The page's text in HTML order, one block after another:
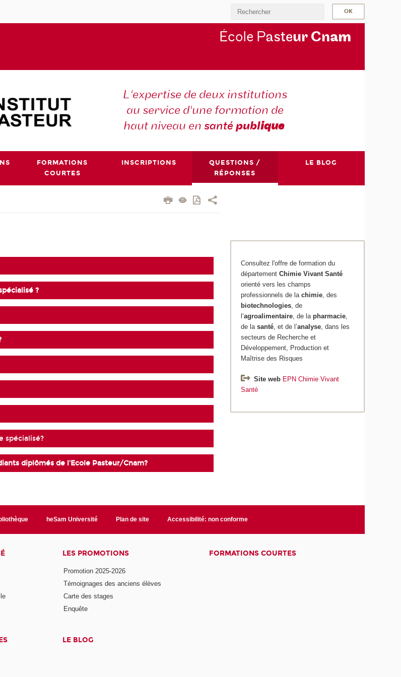
École Pasteur Cnam
L'expertise de deux institutions
au service d'une formation de
haut niveau en santé publique
FORMATIONS
COURTES
INSCRIPTIONS
QUESTIONS /
RÉPONSES
LE BLOG
?
spécialisé?
diplômés de l'Ecole Pasteur/Cnam?
Consultez l'offre de formation du
département Chimie Vivant Santé
orienté vers les champs
professionnels de lachimie, des
biotechnologies, de
l’agroalimentaire, de lapharmacie,
de lasanté, et de l’analyse, dans les
secteurs de Recherche et
Développement, Production et
Maîtrise des Risques
Site web EPN Chimie Vivant
Santé
heSam Université Plan de site Accessibilité: non conforme
LES PROMOTIONS
Promotion 2025-2026
Témoignages des anciens élèves
Carte des stages
Enquête
FORMATIONS COURTES
LE BLOG